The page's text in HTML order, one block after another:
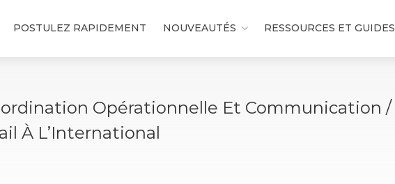
POSTULEZ RAPIDEMENT NOUVEAUTÉS RESSOURCES ET GUIDES
Opérationnelle Et Communication /
À L’International